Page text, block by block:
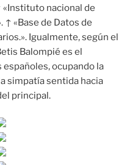
«Instituto nacional de
↑ «Base de Datos de
Igualmente, según el
Balompié es el
ocupando la
simpatía sentida hacia
principal.